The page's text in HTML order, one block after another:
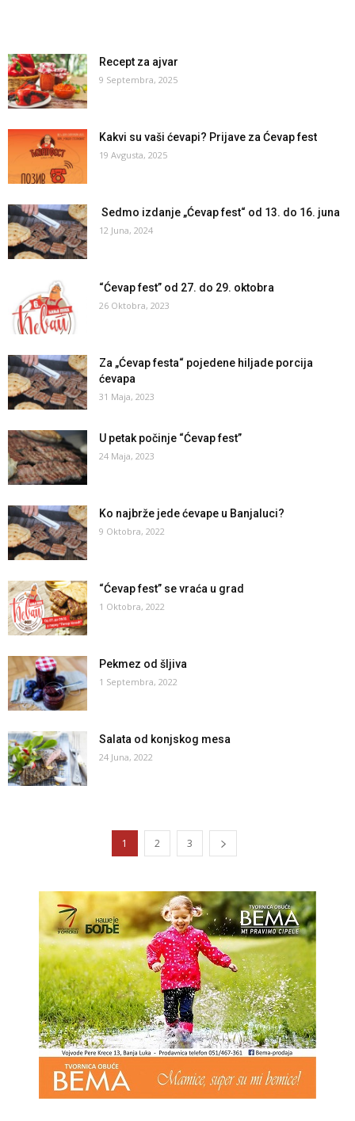
Recept za ajvar
9 Septembra, 2025
Kakvi su vaši ćevapi? Prijave za Ćevap fest
19 Avgusta, 2025
Sedmo izdanje „Ćevap fest“ od 13. do 16. juna
12 Juna, 2024
“Ćevap fest” od 27. do 29. oktobra
26 Oktobra, 2023
Za „Ćevap festa“ pojedene hiljade porcija
ćevapa
31 Maja, 2023
U petak počinje “Ćevap fest”
24 Maja, 2023
Ko najbrže jede ćevape u Banjaluci?
9 Oktobra, 2022
“Ćevap fest” se vraća u grad
1 Oktobra, 2022
Pekmez od šljiva
1 Septembra, 2022
Salata od konjskog mesa
24 Juna, 2022
1 2 3